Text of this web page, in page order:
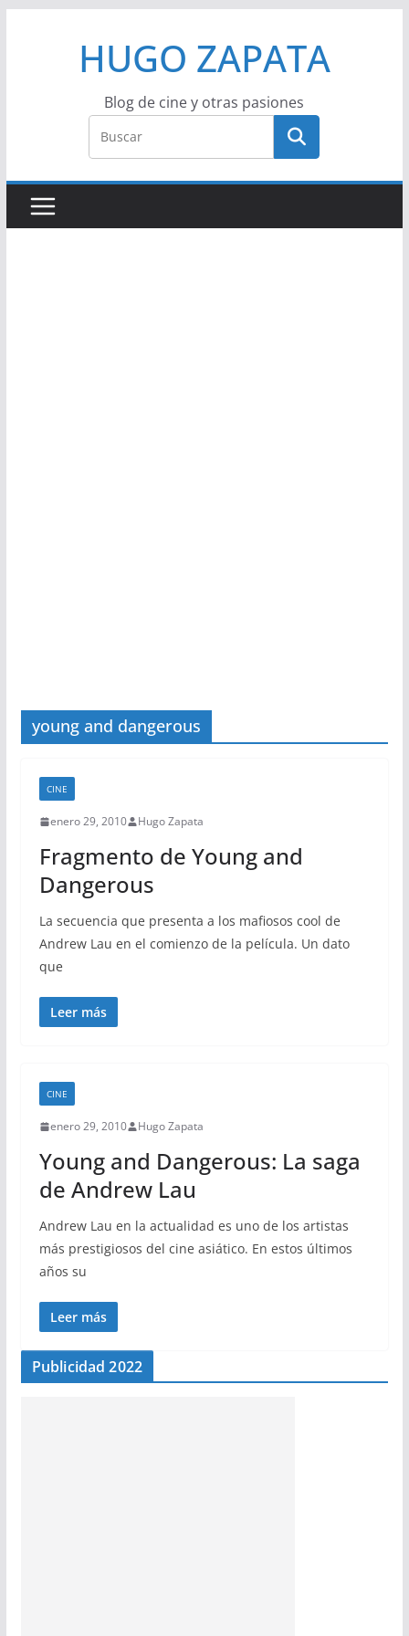
HUGO ZAPATA
Blog de cine y otras pasiones
young and dangerous
CINE
enero 29, 2010 Hugo Zapata
Fragmento de Young and
Dangerous
La secuencia que presenta a los mafiosos cool de
Andrew Lau en el comienzo de la película. Un dato
que
Leer más
CINE
enero 29, 2010 Hugo Zapata
Young and Dangerous: La saga
de Andrew Lau
Andrew Lau en la actualidad es uno de los artistas
más prestigiosos del cine asiático. En estos últimos
años su
Leer más
Publicidad 2022